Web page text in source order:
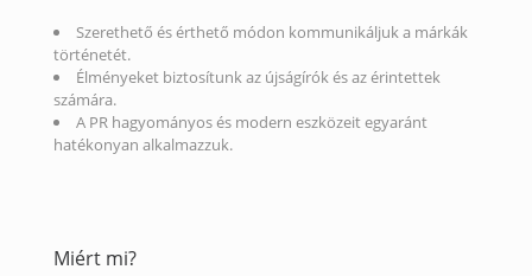
Szerethető és érthető módon kommunikáljuk a márkák
történetét.
Élményeket biztosítunk az újságírók és az érintettek
számára.
A PR hagyományos és modern eszközeit egyaránt
hatékonyan alkalmazzuk.
Miért mi?